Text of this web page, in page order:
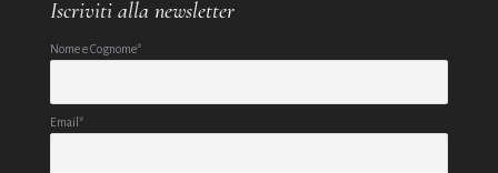
Iscriviti alla newsletter
Nome e Cognome*
Email*